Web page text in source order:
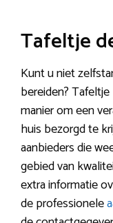
Tafeltje
Kunt u niet
bereiden?
manier om een
huis bezorgd te
aanbieders die
gebied van
extra informatie
de professionele